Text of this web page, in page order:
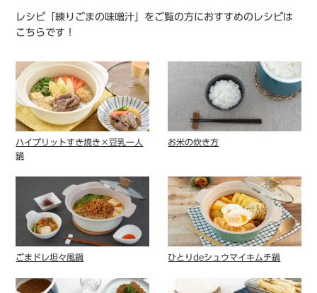
レシピ「練りごまの味噌汁」をご覧の方におすすめのレシピは
こちらです！
ハイブリットすき焼き×⾖乳⼀⼈
鍋
お米の炊き方
ごまドレ坦々風鍋 ひとりdeシュウマイキムチ鍋